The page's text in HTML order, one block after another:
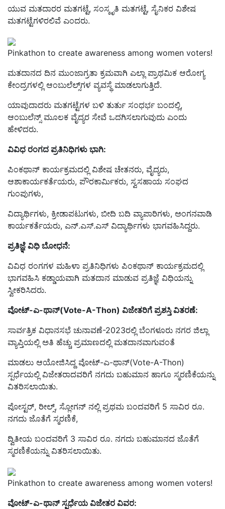
ಯುವ ಮತದಾರರ ಮತಗಟ್ಟೆ, ಸಂಸ್ಕೃತಿ ಮತಗಟ್ಟೆ, ಸೈನಿಕರ ವಿಶೇಷ
ಮತಗಟ್ಟೆಗಳಿರಲಿವೆ ಎಂದರು.
Pinkathon to create awareness among women voters!
ಮತದಾನದ ದಿನ ಮುಂಜಾಗ್ರತಾ ಕ್ರಮವಾಗಿ ಎಲ್ಲಾ ಪ್ರಾಥಮಿಕ ಆರೋಗ್ಯ
ಕೇಂದ್ರಗಳಲ್ಲಿ ಆಂಬುಲೆಲ್ಸ್‌ಗಳ ವ್ಯವಸ್ಥೆ ಮಾಡಲಾಗುತ್ತಿದೆ.
ಯಾವುದಾದರು ಮತಗಟ್ಟೆಗಳ ಬಳಿ ತುರ್ತು ಸಂಧರ್ಭ ಬಂದಲ್ಲಿ,
ಆಂಬುಲೆನ್ಸ್ ಮೂಲಕ ವೈದ್ಯರ ಸೇವೆ ಒದಗಿಸಲಾಗುವುದು ಎಂದು
ಹೇಳಿದರು.
ವಿವಿಧ ರಂಗದ ಪ್ರತಿನಿಧಿಗಳು ಭಾಗಿ:
ಪಿಂಕಥಾನ್ ಕಾರ್ಯಕ್ರಮದಲ್ಲಿ ವಿಶೇಷ ಚೇತನರು, ವೈದ್ಯರು,
ಆಶಾಕಾರ್ಯಕರ್ತೆಯರು, ಪೌರಕಾರ್ಮಿಕರು, ಸ್ವಸಹಾಯ ಸಂಘದ
ಗುಂಪುಗಳು,
ವಿದ್ಯಾರ್ಥಿಗಳು, ಕ್ರೀಡಾಪಟುಗಳು, ಬೀದಿ ಬದಿ ವ್ಯಾಪಾರಿಗಳು, ಅಂಗನವಾಡಿ
ಕಾರ್ಯಕರ್ತೆಯರು, ಎನ್.ಎಸ್.ಎಸ್ ವಿದ್ಯಾರ್ಥಿಗಳು ಭಾಗವಹಿಸಿದ್ದರು.
ಪ್ರತಿಜ್ಞೆ ವಿಧಿ ಬೋಧನೆ:
ವಿವಿಧ ರಂಗಗಳ ಮಹಿಳಾ ಪ್ರತಿನಿಧಿಗಳು ಪಿಂಕಥಾನ್ ಕಾರ್ಯಕ್ರಮದಲ್ಲಿ
ಭಾಗವಹಿಸಿ ಕಡ್ಡಾಯವಾಗಿ ಮತದಾನ ಮಾಡುವ ಪ್ರತಿಜ್ಞೆ ವಿಧಿಯನ್ನು
ಸ್ವೀಕರಿಸಿದರು.
ವೋಟ್-ಎ-ಥಾನ್(Vote-A-Thon) ವಿಜೇತರಿಗೆ ಪ್ರಶಸ್ತಿ ವಿತರಣೆ:
ಸಾರ್ವತ್ರಿಕ ವಿಧಾನಸಭೆ ಚುನಾವಣೆ-2023ರಲ್ಲಿ ಬೆಂಗಳೂರು ನಗರ ಜಿಲ್ಲಾ
ವ್ಯಾಪ್ತಿಯಲ್ಲಿ ಅತಿ ಹೆಚ್ಚು ಪ್ರಮಾಣದಲ್ಲಿ ಮತದಾನವಾಗುವಂತೆ
ಮಾಡಲು ಆಯೋಜಿಸಿದ್ದ ವೋಟ್-ಎ-ಥಾನ್(Vote-A-Thon)
ಸ್ಪರ್ಧೆಯಲ್ಲಿ ವಿಜೇತರಾದವರಿಗೆ ನಗದು ಬಹುಮಾನ ಹಾಗೂ ಸ್ಮರಣಿಕೆಯನ್ನು
ವಿತರಿಸಲಾಯಿತು.
ಪೋಸ್ಟರ್, ರೀಲ್ಸ್, ಸ್ಲೋಗನ್ ನಲ್ಲಿ ಪ್ರಥಮ ಬಂದವರಿಗೆ 5 ಸಾವಿರ ರೂ.
ನಗದು ಜೊತೆಗೆ ಸ್ಮರಣಿಕೆ,
ದ್ವಿತೀಯ ಬಂದವರಿಗೆ 3 ಸಾವಿರ ರೂ. ನಗದು ಬಹುಮಾನದ ಜೊತೆಗೆ
ಸ್ಮರಣಿಕೆಯನ್ನು ವಿತರಿಸಲಾಯಿತು.
Pinkathon to create awareness among women voters!
ವೋಟ್-ಎ-ಥಾನ್ ಸ್ಪರ್ಧೆಯ ವಿಜೇತರ ವಿವರ: